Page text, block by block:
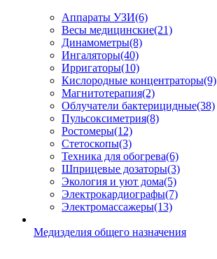
Аппараты УЗИ(6)
Весы медицинские(21)
Динамометры(8)
Ингаляторы(40)
Ирригаторы(10)
Кислородные концентраторы(9)
Магнитотерапия(2)
Облучатели бактерицидные(38)
Пульсоксиметрия(8)
Ростомеры(12)
Стетоскопы(3)
Техника для обогрева(6)
Шприцевые дозаторы(3)
Экология и уют дома(5)
Электрокардиографы(7)
Электромассажеры(13)
Медизделия общего назначения